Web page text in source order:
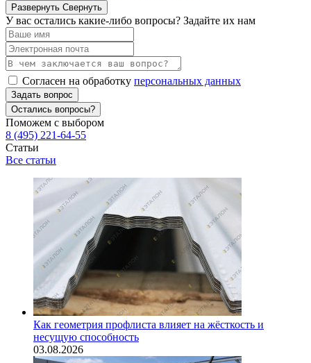
Развернуть Свернуть
У вас остались какие-либо вопросы? Задайте их нам
Согласен на обработку персональных данных
Задать вопрос
Остались вопросы?
Поможем с выбором
8 (495) 221-64-55
Статьи
Все статьи
Как геометрия профлиста влияет на жёсткость и
несущую способность
03.08.2026